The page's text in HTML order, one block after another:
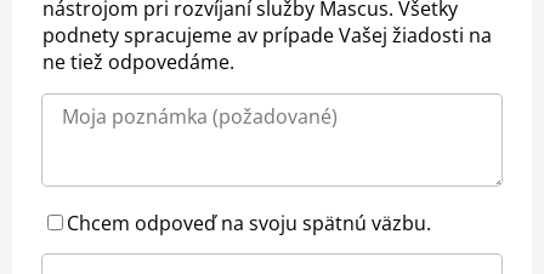
nástrojom pri rozvíjaní služby Mascus. Všetky
podnety spracujeme av prípade Vašej žiadosti na
ne tiež odpovedáme.
Chcem odpoveď na svoju spätnú väzbu.